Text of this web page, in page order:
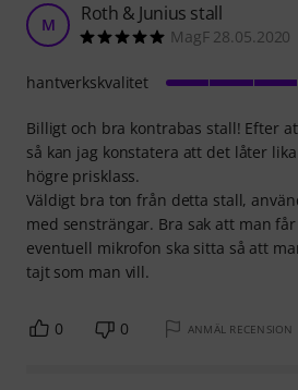
M Roth & Junius stall
MagF 28.05.2020
Billigt och bra kontrabas stall! Efter
så kan jag konstatera att det låter
högre prisklass.
Väldigt bra ton från detta stall,
med sensträngar. Bra sak att man
eventuell mikrofon ska sitta så att
tajt som man vill.
hantverkskvalitet
0 0 ANMÄL RECENSION